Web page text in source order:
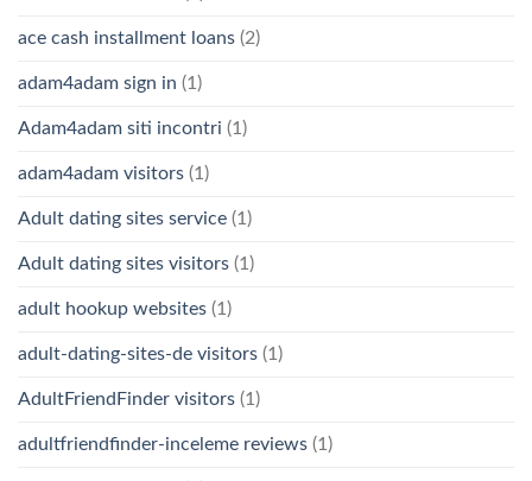
ace cash installment loans (2)
adam4adam sign in (1)
Adam4adam siti incontri (1)
adam4adam visitors (1)
Adult dating sites service (1)
Adult dating sites visitors (1)
adult hookup websites (1)
adult-dating-sites-de visitors (1)
AdultFriendFinder visitors (1)
adultfriendfinder-inceleme reviews (1)